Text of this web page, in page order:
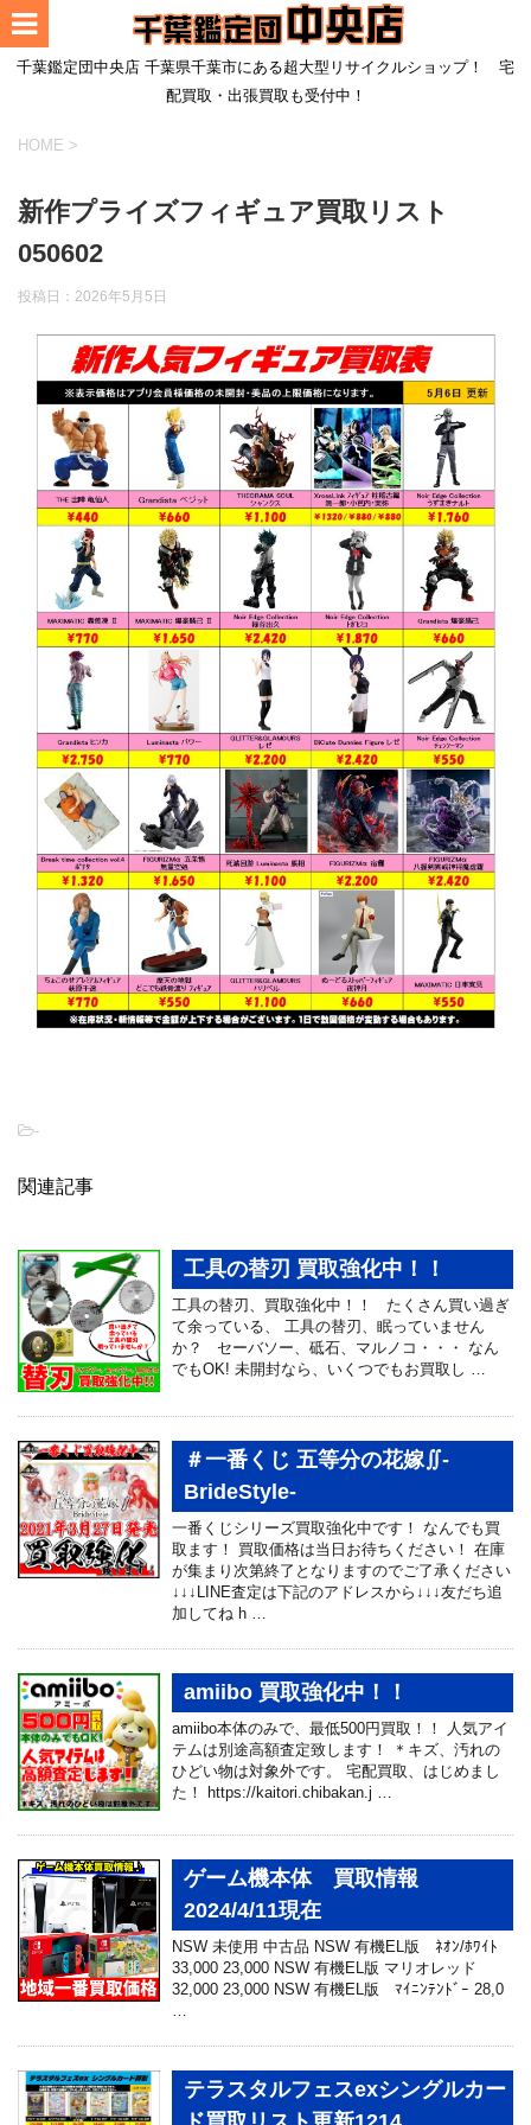
千葉鑑定団中央店 千葉県千葉市にある超大型リサイクルショップ！ 宅
配買取・出張買取も受付中！
HOME >
新作プライズフィギュア買取リスト
050602
投稿日： 2026年5月5日
-
関連記事
工具の替刃 買取強化中！！
工具の替刃、買取強化中！！ たくさん買い過ぎ
て余っている、 工具の替刃、眠っていません
か？ セーバソー、砥石、マルノコ・・・ なん
でもOK! 未開封なら、いくつでもお買取し …
＃一番くじ 五等分の花嫁∬-
BrideStyle-
一番くじシリーズ買取強化中です！ なんでも買
取ます！ 買取価格は当日お待ちください！ 在庫
が集まり次第終了となりますのでご了承ください
↓↓↓LINE査定は下記のアドレスから↓↓↓友だち追
加してね h …
amiibo 買取強化中！！
amiibo本体のみで、最低500円買取！！ 人気アイ
テムは別途高額査定致します！ ＊キズ、汚れの
ひどい物は対象外です。 宅配買取、はじめまし
た！ https://kaitori.chibakan.j …
ゲーム機本体 買取情報
2024/4/11現在
NSW 未使用 中古品 NSW 有機EL版 ﾈｵﾝ/ﾎﾜｲﾄ
33,000 23,000 NSW 有機EL版 マリオレッド
32,000 23,000 NSW 有機EL版 ﾏｲﾆﾝﾃﾝﾄﾞｰ 28,0
…
テラスタルフェスexシングルカー